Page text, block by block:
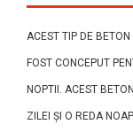
ACEST TIP DE
FOST CONCEPUT
NOPTII. ACEST
ZILEI ȘI O REDA